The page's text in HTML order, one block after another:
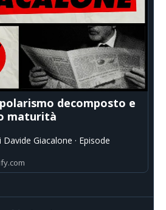
decomposto e
maturità
Giacalone · Episode